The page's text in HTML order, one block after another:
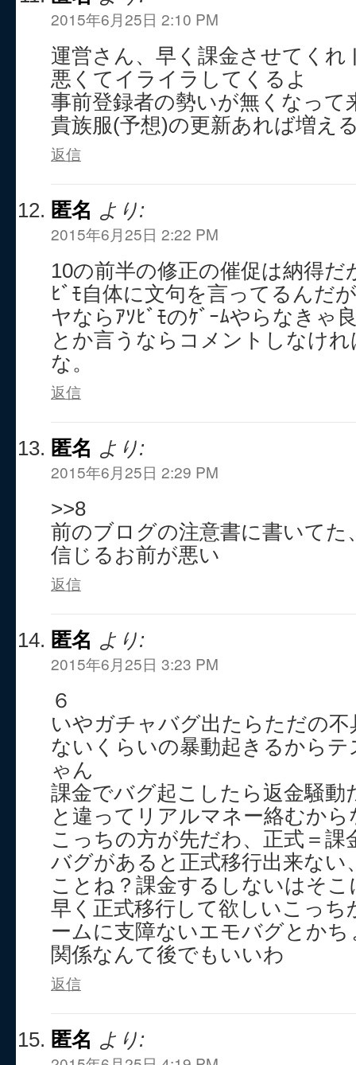
2015年6月25日 2:10 PM
運営さん、早く課金させてくれ
悪くてイライラしてくるよ
事前登録者の勢いが無くなって
貴族服(予想)の更新あれば増え
返信
匿名 より:
2015年6月25日 2:22 PM
10の前半の修正の催促は納得だ
ﾋﾞﾓ自体に文句を言ってるんだ
ヤならｱｿﾋﾞﾓのｹﾞｰﾑやらなきゃ
とか言うならコメントしなけ
な。
返信
匿名 より:
2015年6月25日 2:29 PM
>>8
前のブログの注意書に書いてた
信じるお前が悪い
返信
匿名 より:
2015年6月25日 3:23 PM
６
いやガチャバグ出たらただの
ないくらいの暴動起きるから
ゃん
課金でバグ起こしたら返金騒動
と違ってリアルマネー絡むから
こっちの方が先だわ、正式＝課
バグがあると正式移行出来ない
ことね？課金するしないはそこ
早く正式移行して欲しいこっ
ームに支障ないエモバグとか
関係なんて後でもいいわ
返信
匿名 より: